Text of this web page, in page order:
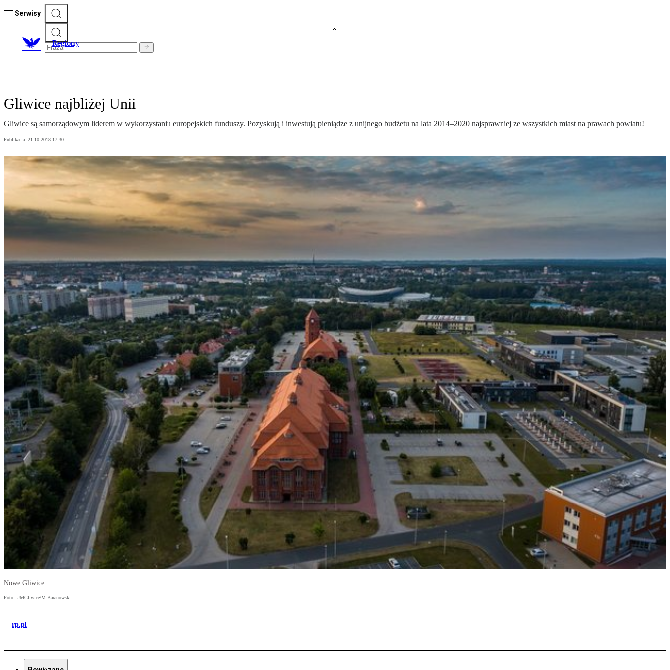
Serwisy
Regiony
Gliwice najbliżej Unii
Gliwice są samorządowym liderem w wykorzystaniu europejskich funduszy. Pozyskują i inwestują pieniądze z unijnego budżetu na lata 2014–2020 najsprawniej ze wszystkich miast na prawach powiatu!
Publikacja: 21.10.2018 17:30
Nowe Gliwice
Foto: UMGliwice/M.Baranowski
rp.pl